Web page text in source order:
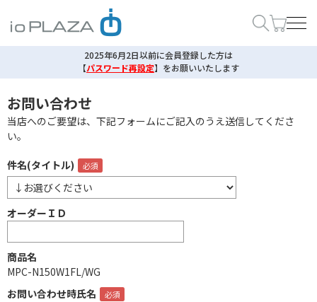
2025年6月2日以前に会員登録した方は
【パスワード再設定】 をお願いいたします
お問い合わせ
当店へのご要望は、下記フォームにご記入のうえ送信してくださ
い。
件名(タイトル)
オーダーＩＤ
商品名
MPC-N150W1FL/WG
お問い合わせ時氏名